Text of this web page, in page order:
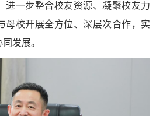
进一步整合校友资源、凝聚校友力
母校开展全方位、深层次合作，实
发展。